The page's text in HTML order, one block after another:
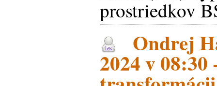
prostriedkov
Ondrej
2024 v 08:30